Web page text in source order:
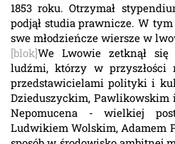
1853 roku. Otrzymał
podjął studia prawnicze. W
swe młodzieńcze wiersze w
[blok]We Lwowie zetknął się
ludźmi, którzy w
przedstawicielami polityki i
Dzieduszyckim,
Nepomucena - wielkiej
Ludwikiem Wolskim, Adamem